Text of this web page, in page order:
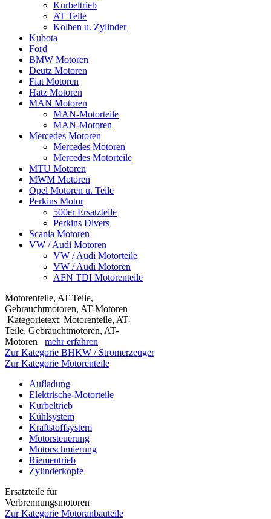
Kurbeltrieb
AT Teile
Kolben u. Zylinder
Kubota
Ford
BMW Motoren
Deutz Motoren
Fiat Motoren
Hatz Motoren
MAN Motoren
MAN-Motorteile
MAN-Motoren
Mercedes Motoren
Mercedes Motoren
Mercedes Motorteile
MTU Motoren
MWM Motoren
Opel Motoren u. Teile
Perkins Motor
500er Ersatzteile
Perkins Divers
Scania Motoren
VW / Audi Motoren
VW / Audi Motorteile
VW / Audi Motoren
AFN TDI Motorenteile
Motorenteile, AT-Teile,
Gebrauchtmotoren, AT-Motoren
Kategorietext: Motorenteile, AT-
Teile, Gebrauchtmotoren, AT-
Motoren mehr erfahren
Zur Kategorie BHKW / Stromerzeuger
Zur Kategorie Motorenteile
Aufladung
Elektrische-Motorteile
Kurbeltrieb
Kühlsystem
Kraftstoffsystem
Motorsteuerung
Motorschmierung
Riementrieb
Zylinderköpfe
Ersatzteile für
Verbrennungsmotoren
Zur Kategorie Motoranbauteile